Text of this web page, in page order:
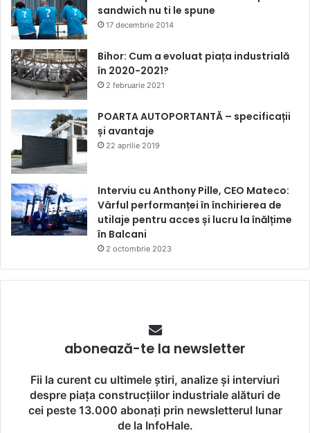
sandwich nu ti le spune
17 decembrie 2014
Bihor: Cum a evoluat piața industrială
în 2020-2021?
2 februarie 2021
POARTA AUTOPORTANTĂ – specificații
și avantaje
22 aprilie 2019
Interviu cu Anthony Pille, CEO Mateco:
Vârful performanței în închirierea de
utilaje pentru acces și lucru la înălțime
în Balcani
2 octombrie 2023
abonează-te la newsletter
Fii la curent cu ultimele știri, analize și interviuri
despre piața construcțiilor industriale alături de
cei peste 13.000 abonați prin newsletterul lunar
de la InfoHale.